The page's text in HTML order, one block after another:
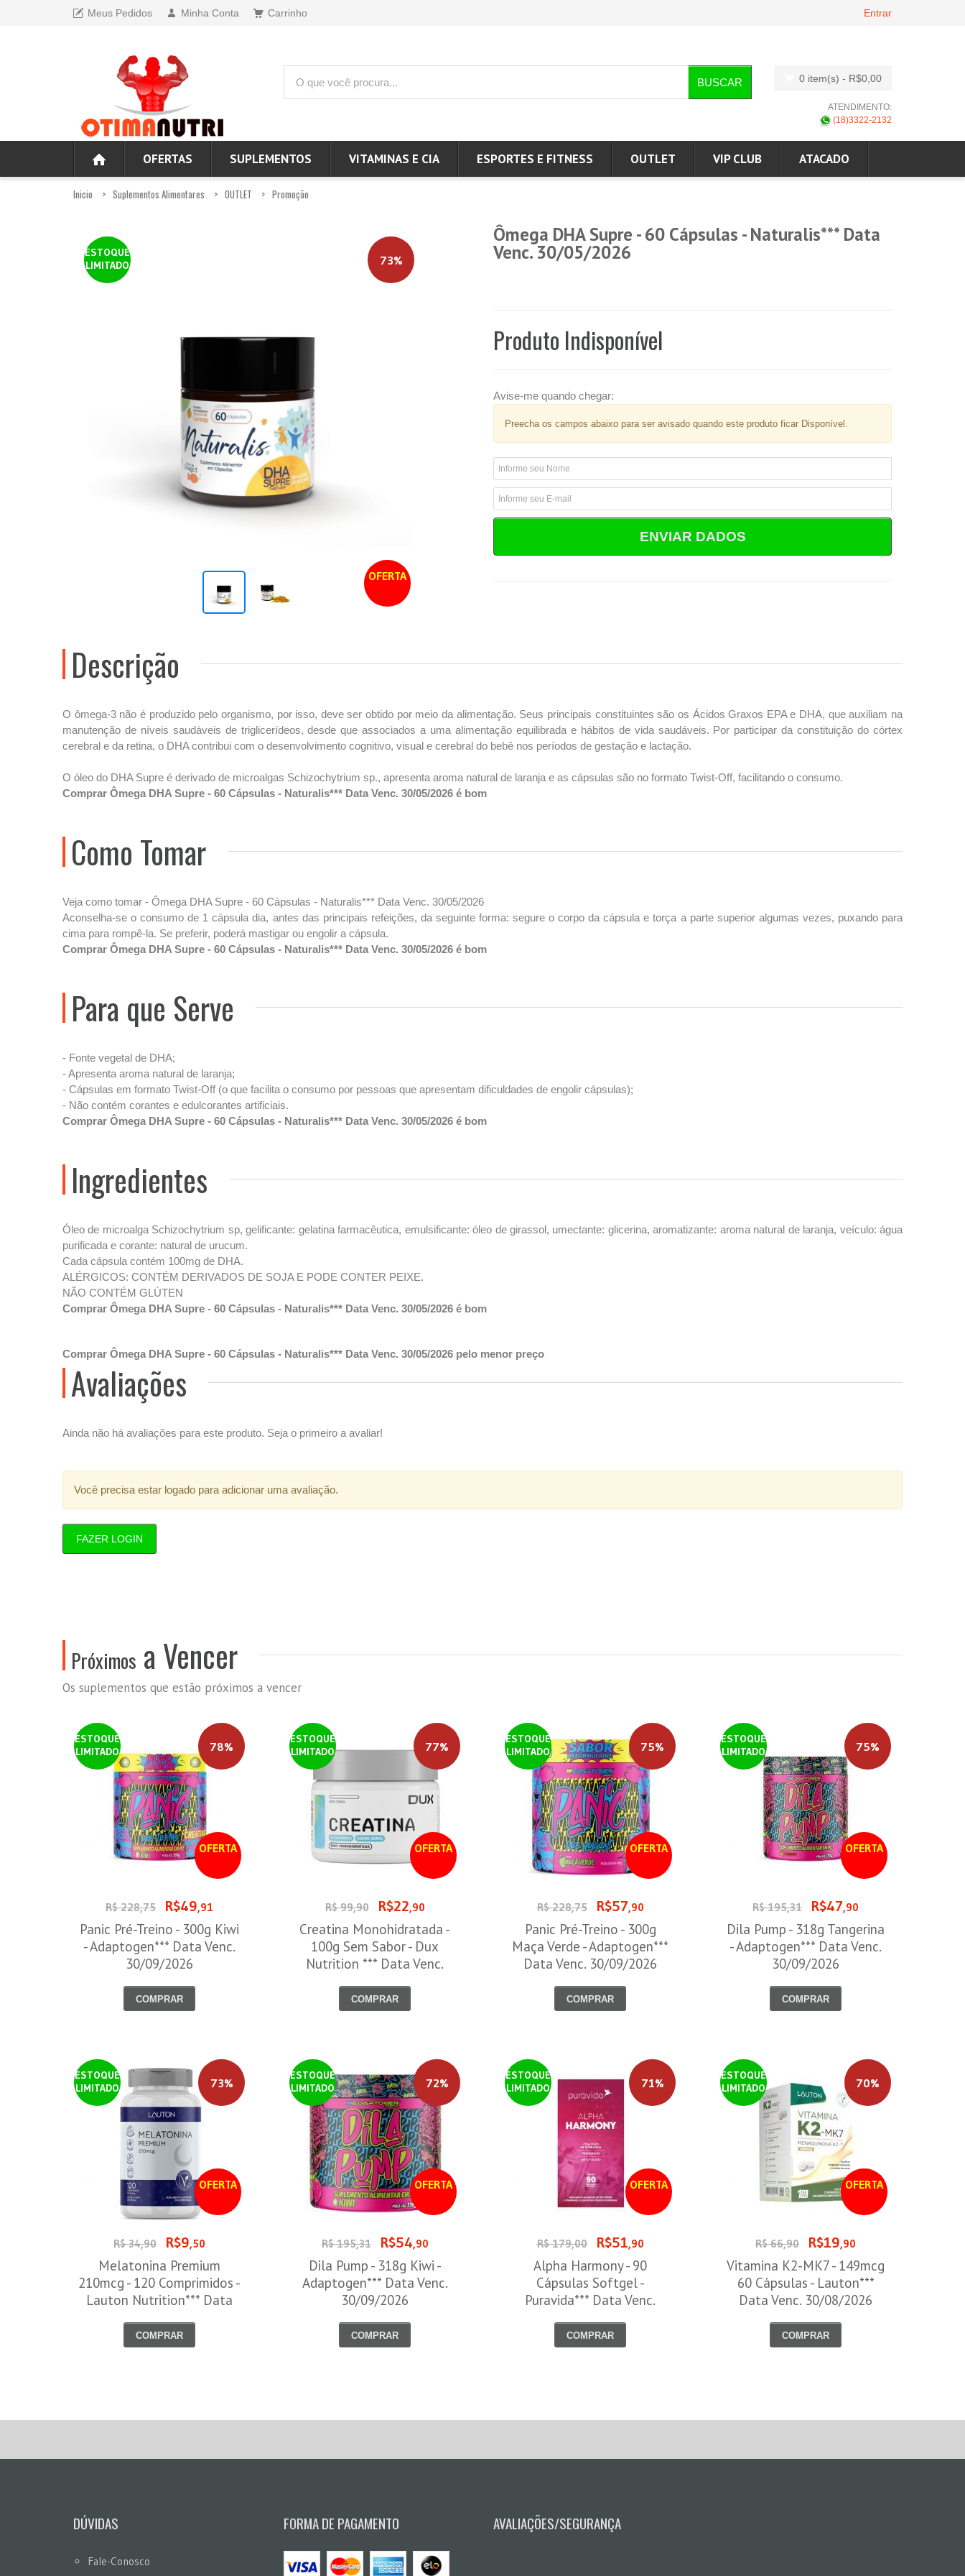
Meus Pedidos Minha Conta Carrinho Entrar
BUSCAR 0 item(s) - R$0,00
ATENDIMENTO:
(18)3322-2132
OFERTAS SUPLEMENTOS VITAMINAS E CIA ESPORTES E FITNESS OUTLET VIP CLUB ATACADO
Inicio Suplementos Alimentares OUTLET Promoção
73%
OFERTA
ESTOQUE
LIMITADO
Ômega DHA Supre - 60 Cápsulas - Naturalis*** Data
Venc. 30/05/2026
Produto Indisponível
Avise-me quando chegar:
Preecha os campos abaixo para ser avisado quando este produto ficar Disponível.
ENVIAR DADOS
Descrição
O ômega-3 não é produzido pelo organismo, por isso, deve ser obtido por meio da alimentação. Seus principais constituintes são os Ácidos Graxos EPA e DHA, que auxiliam na
manutenção de níveis saudáveis de triglicerídeos, desde que associados a uma alimentação equilibrada e hábitos de vida saudáveis. Por participar da constituição do córtex
cerebral e da retina, o DHA contribui com o desenvolvimento cognitivo, visual e cerebral do bebê nos períodos de gestação e lactação.
O óleo do DHA Supre é derivado de microalgas Schizochytrium sp., apresenta aroma natural de laranja e as cápsulas são no formato Twist-Off, facilitando o consumo.
Comprar Ômega DHA Supre - 60 Cápsulas - Naturalis*** Data Venc. 30/05/2026 é bom
Como Tomar
Veja como tomar - Ômega DHA Supre - 60 Cápsulas - Naturalis*** Data Venc. 30/05/2026
Aconselha-se o consumo de 1 cápsula dia, antes das principais refeições, da seguinte forma: segure o corpo da cápsula e torça a parte superior algumas vezes, puxando para
cima para rompê-la. Se preferir, poderá mastigar ou engolir a cápsula.
Comprar Ômega DHA Supre - 60 Cápsulas - Naturalis*** Data Venc. 30/05/2026 é bom
Para que Serve
- Fonte vegetal de DHA;
- Apresenta aroma natural de laranja;
- Cápsulas em formato Twist-Off (o que facilita o consumo por pessoas que apresentam dificuldades de engolir cápsulas);
- Não contém corantes e edulcorantes artificiais.
Comprar Ômega DHA Supre - 60 Cápsulas - Naturalis*** Data Venc. 30/05/2026 é bom
Ingredientes
Óleo de microalga Schizochytrium sp, gelificante: gelatina farmacêutica, emulsificante: óleo de girassol, umectante: glicerina, aromatizante: aroma natural de laranja, veículo: água
purificada e corante: natural de urucum.
Cada cápsula contém 100mg de DHA.
ALÉRGICOS: CONTÉM DERIVADOS DE SOJA E PODE CONTER PEIXE.
NÃO CONTÉM GLÚTEN
Comprar Ômega DHA Supre - 60 Cápsulas - Naturalis*** Data Venc. 30/05/2026 é bom
Comprar Ômega DHA Supre - 60 Cápsulas - Naturalis*** Data Venc. 30/05/2026 pelo menor preço
Avaliações
Ainda não há avaliações para este produto. Seja o primeiro a avaliar!
Você precisa estar logado para adicionar uma avaliação.
FAZER LOGIN
Próximos a Vencer
Os suplementos que estão próximos a vencer
ESTOQUE
LIMITADO
OFERTA
78%
R$ 228,75 R$49,91
Panic Pré-Treino - 300g Kiwi
- Adaptogen*** Data Venc.
30/09/2026
COMPRAR
ESTOQUE
LIMITADO
OFERTA
77%
R$ 99,90 R$22,90
Creatina Monohidratada -
100g Sem Sabor - Dux
Nutrition *** Data Venc.
COMPRAR
ESTOQUE
LIMITADO
OFERTA
75%
R$ 228,75 R$57,90
Panic Pré-Treino - 300g
Maça Verde - Adaptogen***
Data Venc. 30/09/2026
COMPRAR
ESTOQUE
LIMITADO
OFERTA
75%
R$ 195,31 R$47,90
Dila Pump - 318g Tangerina
- Adaptogen*** Data Venc.
30/09/2026
COMPRAR
ESTOQUE
LIMITADO
OFERTA
73%
R$ 34,90 R$9,50
Melatonina Premium
210mcg - 120 Comprimidos -
Lauton Nutrition*** Data
COMPRAR
ESTOQUE
LIMITADO
OFERTA
72%
R$ 195,31 R$54,90
Dila Pump - 318g Kiwi -
Adaptogen*** Data Venc.
30/09/2026
COMPRAR
ESTOQUE
LIMITADO
OFERTA
71%
R$ 179,00 R$51,90
Alpha Harmony - 90
Cápsulas Softgel -
Puravida*** Data Venc.
COMPRAR
ESTOQUE
LIMITADO
OFERTA
70%
R$ 66,90 R$19,90
Vitamina K2-MK7 - 149mcg
60 Cápsulas - Lauton***
Data Venc. 30/08/2026
COMPRAR
DÚVIDAS
Fale-Conosco
FORMA DE PAGAMENTO AVALIAÇÕES/SEGURANÇA